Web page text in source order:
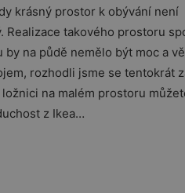
krásný prostor k obývání není
takového prostoru
na půdě nemělo být moc a
rozhodli jsme se tentokrát
na malém prostoru
z Ikea…